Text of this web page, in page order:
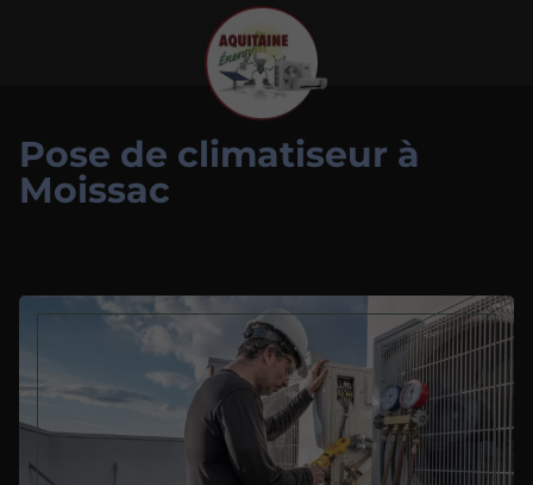
Pose de climatiseur à
Moissac